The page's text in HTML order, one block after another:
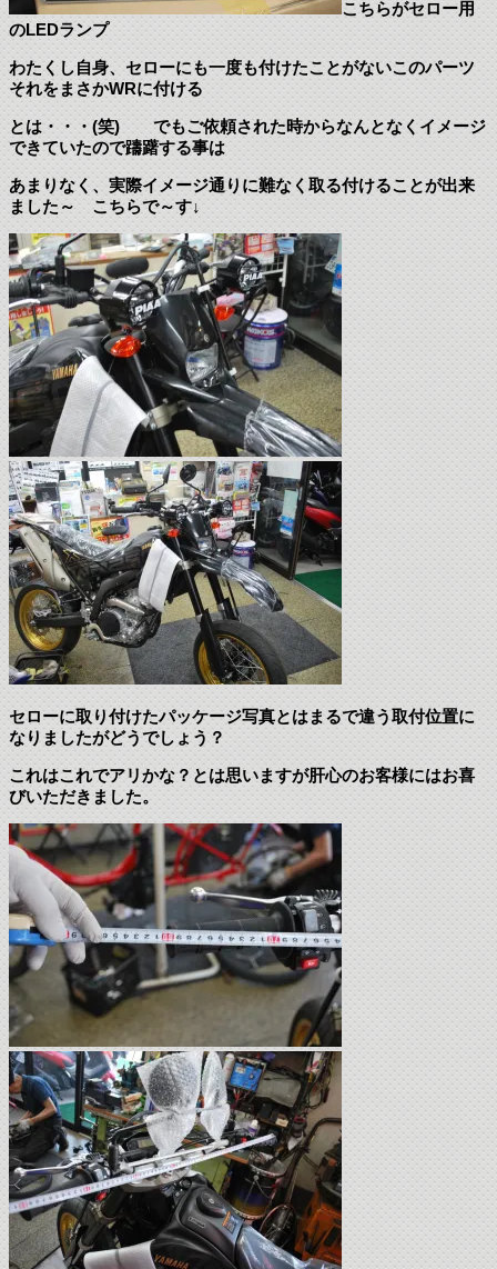
こちらがセロー用
のLEDランプ
わたくし自身、セローにも一度も付けたことがないこのパーツ
それをまさかWRに付ける
とは・・・(笑) でもご依頼された時からなんとなくイメージ
できていたので躊躇する事は
あまりなく、実際イメージ通りに難なく取る付けることが出来
ました～ こちらで～す↓
セローに取り付けたパッケージ写真とはまるで違う取付位置に
なりましたがどうでしょう？
これはこれでアリかな？とは思いますが肝心のお客様にはお喜
びいただきました。